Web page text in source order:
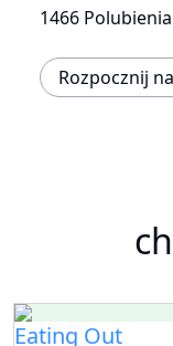
1466 Polubienia
Rozpocznij
Eating Out